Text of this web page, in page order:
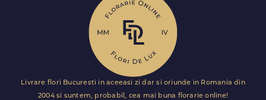
Livrare flori Bucuresti in aceeasi zi dar si oriunde in Romania din
2004 si suntem, probabil, cea mai buna florarie online!